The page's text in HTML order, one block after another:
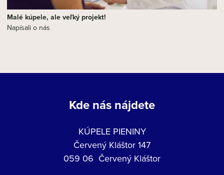
Malé kúpele, ale veľký projekt!
Napísali o nás
Kde nás nájdete
KÚPELE PIENINY
Červený Kláštor 147
059 06 Červený Kláštor